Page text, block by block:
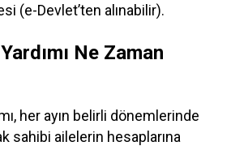
(e-Devlet’ten alınabilir).
Ne Zaman
her ayın belirli dönemlerinde
sahibi ailelerin hesaplarına